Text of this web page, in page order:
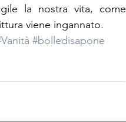
la nostra vita, come
viene ingannato.
#bolledisapone